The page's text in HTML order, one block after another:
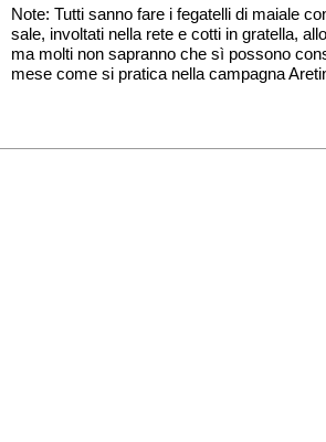
Note: Tutti sanno fare i fegatelli di maiale
sale, involtati nella rete e cotti in gratella,
ma molti non sapranno che sì possono
mese come si pratica nella campagna